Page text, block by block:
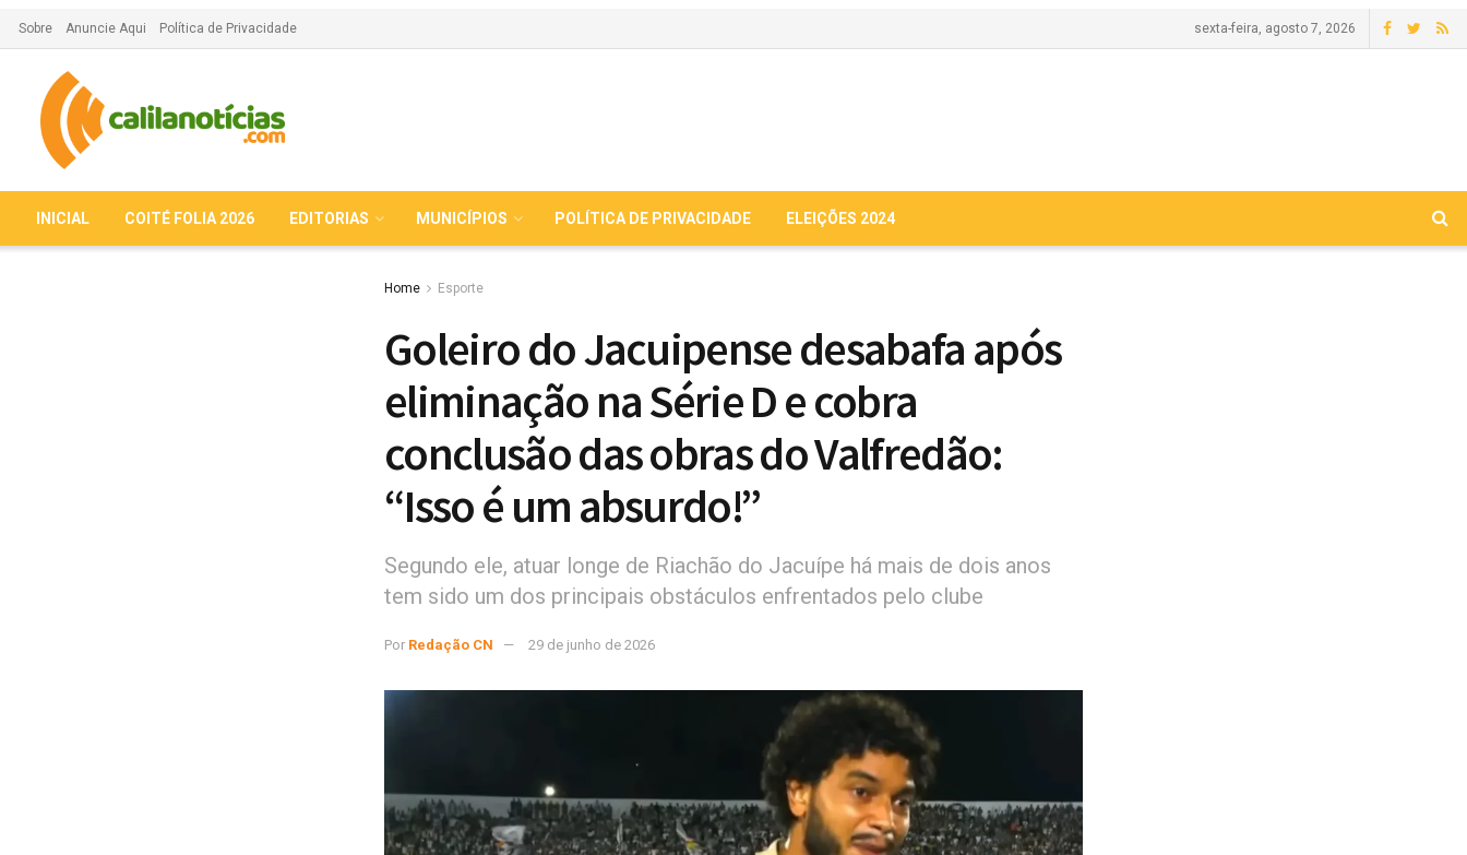
Sobre Anuncie Aqui Política de Privacidade sexta-feira, agosto 7, 2026
INICIAL COITÉ FOLIA 2026 EDITORIAS MUNICÍPIOS POLÍTICA DE PRIVACIDADE ELEIÇÕES 2024
Home Esporte
Goleiro do Jacuipense desabafa após
eliminação na Série D e cobra
conclusão das obras do Valfredão:
“Isso é um absurdo!”
Segundo ele, atuar longe de Riachão do Jacuípe há mais de dois anos
tem sido um dos principais obstáculos enfrentados pelo clube
Por Redação CN 29 de junho de 2026